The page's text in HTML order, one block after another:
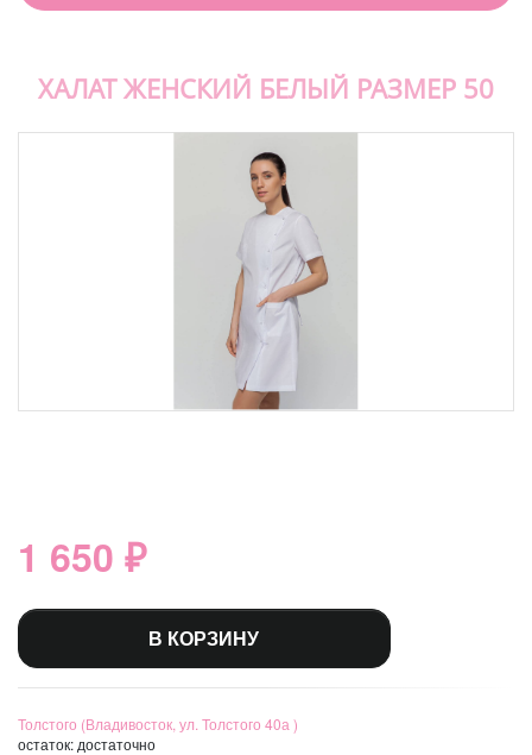
ХАЛАТ ЖЕНСКИЙ БЕЛЫЙ РАЗМЕР 50
1 650 ₽
В КОРЗИНУ
Толстого (Владивосток, ул. Толстого 40а )
остаток: достаточно